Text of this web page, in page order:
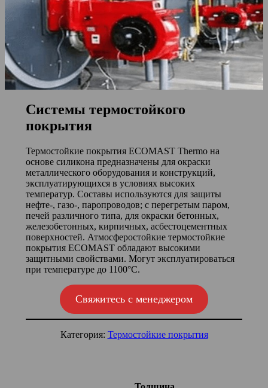
Системы термостойкого
покрытия
Термостойкие покрытия ECOMAST Thermo на
основе силикона предназначены для окраски
металлического оборудования и конструкций,
эксплуатирующихся в условиях высоких
температур. Составы используются для защиты
нефте-, газо-, паропроводов; с перегретым паром,
печей различного типа, для окраски бетонных,
железобетонных, кирпичных, асбестоцементных
поверхностей. Атмосферостойкие термостойкие
покрытия ECOMAST обладают высокими
защитными свойствами. Могут эксплуатироваться
при температуре до 1100°С.
Свяжитесь с менеджером
Категория: Термостойкие покрытия